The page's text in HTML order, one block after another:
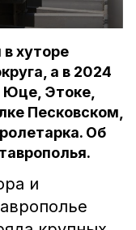
хуторе
а в 2024
Юце, Этоке,
Песковском,
Об
и